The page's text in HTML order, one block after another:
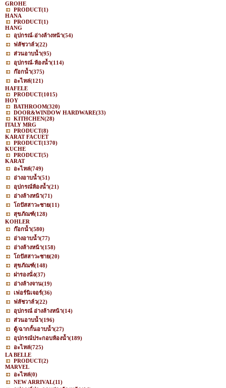
GROHE
PRODUCT(1)
HANA
PRODUCT(1)
HANG
อุปกรณ์-อ่างล้างหน้า(54)
ฟลัชวาล์ว(22)
ส่วนอาบน้ำ(95)
อุปกรณ์-ห้องน้ำ(114)
ก๊อกน้ำ(375)
อะไหล่(121)
HAFELE
PRODUCT(1015)
HOY
BATHROOM(320)
DOOR&WINDOW HARDWARE(33)
KITHCHEN(28)
ITALY MRG
PRODUCT(8)
KARAT FACUET
PRODUCT(1370)
KUCHE
PRODUCT(5)
KARAT
อะไหล่(749)
อ่างอาบน้ำ(51)
อุปกรณ์ห้องน้ำ(21)
อ่างล้างหน้า(71)
โถปัสสาวะชาย(11)
สุขภัณฑ์(128)
KOHLER
ก๊อกน้ำ(580)
อ่างอาบน้ำ(77)
อ่างล้างหน้า(158)
โถปัสสาวะชาย(20)
สุขภัณฑ์(148)
ฝารองนั่ง(37)
อ่างล้างจาน(19)
เฟอร์นิเจอร์(36)
ฟลัชวาล์ว(22)
อุปกรณ์ อ่างล้างหน้า(14)
ส่วนอาบน้ำ(196)
ตู้/ฉากกั้นอาบน้ำ(27)
อุปกรณ์ประกอบห้องน้ำ(189)
อะไหล่(725)
LA BELLE
PRODUCT(2)
MARVEL
อะไหล่(0)
NEW ARRIVAL(11)